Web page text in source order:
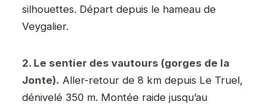
silhouettes. Départ depuis le hameau de
Veygalier.
2. Le sentier des vautours (gorges de la
Jonte). Aller-retour de 8 km depuis Le Truel,
dénivelé 350 m. Montée raide jusqu’au